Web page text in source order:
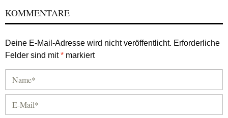
KOMMENTARE
Deine E-Mail-Adresse wird nicht veröffentlicht. Erforderliche
Felder sind mit* markiert